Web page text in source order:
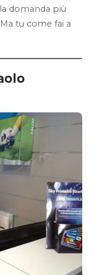
domanda più
tu come fai a